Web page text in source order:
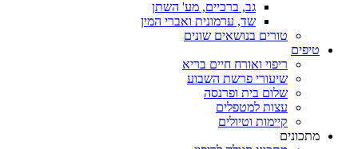
גב, ברכיים, מע' השתן
שד, ערמונית ואברי המין
טורים בנושאים שונים
טיפים
ריפוי ואורח חיים בריא
שיעורי פרשת השבוע
שלום בית ופרנסה
עצות למטפלים
קיימות וטיולים
מתכונים